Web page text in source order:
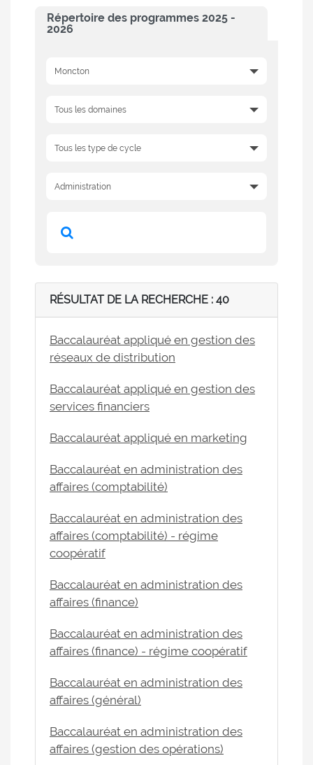
Répertoire des programmes 2025 -
2026
RÉSULTAT DE LA RECHERCHE : 40
Baccalauréat appliqué en gestion des
réseaux de distribution
Baccalauréat appliqué en gestion des
services financiers
Baccalauréat appliqué en marketing
Baccalauréat en administration des
affaires (comptabilité)
Baccalauréat en administration des
affaires (comptabilité) - régime
coopératif
Baccalauréat en administration des
affaires (finance)
Baccalauréat en administration des
affaires (finance) - régime coopératif
Baccalauréat en administration des
affaires (général)
Baccalauréat en administration des
affaires (gestion des opérations)